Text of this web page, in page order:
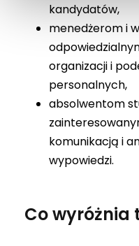
kandydatów,
menedżerom i
organizacji i
personalnych,
absolwentom
komunikacją i
wypowiedzi.
Co wyróżnia